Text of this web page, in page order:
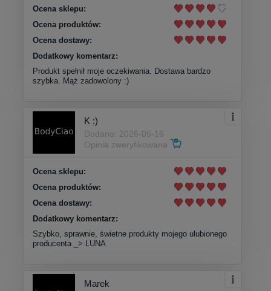
Ocena sklepu:
Ocena produktów:
Ocena dostawy:
Dodatkowy komentarz:
Produkt spełnił moje oczekiwania. Dostawa bardzo
szybka. Mąż zadowolony :)
K :)
Dodano: 2026-05-16
Opinia zweryfikowana
Ocena sklepu:
Ocena produktów:
Ocena dostawy:
Dodatkowy komentarz:
Szybko, sprawnie, świetne produkty mojego ulubionego
producenta _> LUNA
Marek